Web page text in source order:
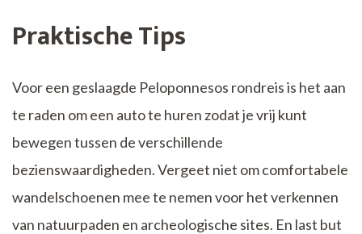
Praktische Tips
Voor een geslaagde Peloponnesos rondreis is het aan
te raden om een auto te huren zodat je vrij kunt
bewegen tussen de verschillende
bezienswaardigheden. Vergeet niet om comfortabele
wandelschoenen mee te nemen voor het verkennen
van natuurpaden en archeologische sites. En last but